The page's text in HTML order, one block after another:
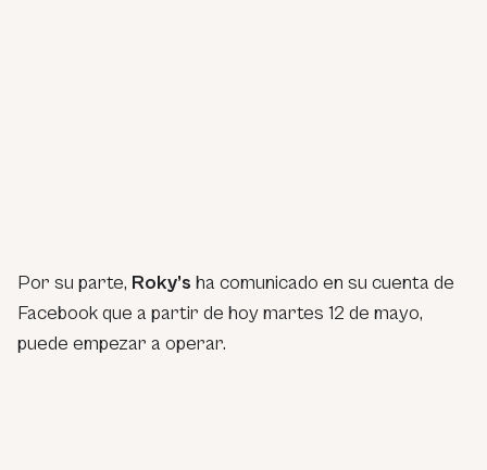
Por su parte, Roky’s ha comunicado en su cuenta de
Facebook que a partir de hoy martes 12 de mayo,
puede empezar a operar.